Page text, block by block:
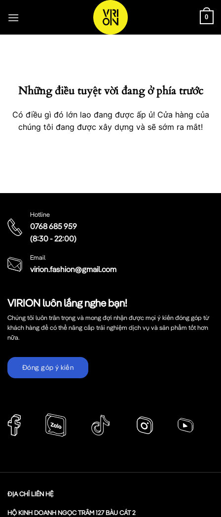
qua
0
Những điều tuyệt vời đang ở phía trước
Có điều gì đó lớn lao đang được ấp ủ! Cửa hàng của
chúng tôi đang được xây dựng và sẽ sớm ra mắt!
VIRION luôn lắng nghe bạn!
Chúng tôi luôn trân trọng và mong đợi nhận được mọi ý kiến đóng góp từ
khách hàng để có thể nâng cấp trải nghiệm dịch vụ và sản phẩm tốt hơn
nữa.
Đóng góp ý kiến
Hotline
0768 685 959
(8:30 - 22:00)
Email
virion.fashion@gmail.com
ĐỊA CHỈ LIÊN HỆ
HỘ KINH DOANH NGỌC TRÂM 127 BÀU CÁT 2